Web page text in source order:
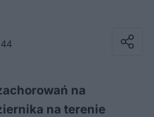
na
na terenie